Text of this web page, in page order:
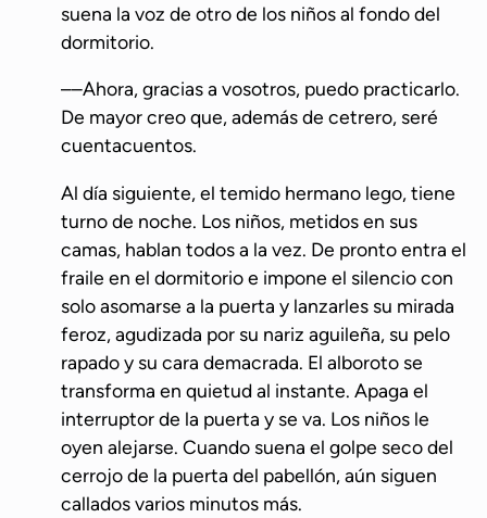
suena la voz de otro de los niños al fondo del
dormitorio.
––Ahora, gracias a vosotros, puedo practicarlo.
De mayor creo que, además de cetrero, seré
cuentacuentos.
Al día siguiente, el temido hermano lego, tiene
turno de noche. Los niños, metidos en sus
camas, hablan todos a la vez. De pronto entra el
fraile en el dormitorio e impone el silencio con
solo asomarse a la puerta y lanzarles su mirada
feroz, agudizada por su nariz aguileña, su pelo
rapado y su cara demacrada. El alboroto se
transforma en quietud al instante. Apaga el
interruptor de la puerta y se va. Los niños le
oyen alejarse. Cuando suena el golpe seco del
cerrojo de la puerta del pabellón, aún siguen
callados varios minutos más.